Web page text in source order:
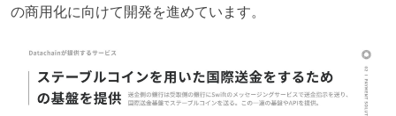
の商用化に向けて開発を進めています。